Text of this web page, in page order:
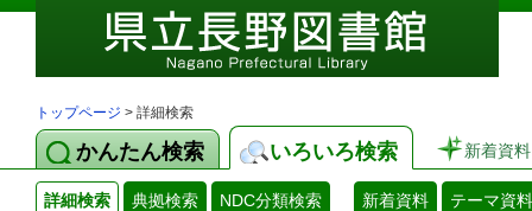
トップページ > 詳細検索
かんたん検索 いろいろ検索 新着資料
詳細検索 典拠検索 NDC分類検索 新着資料 テーマ資料